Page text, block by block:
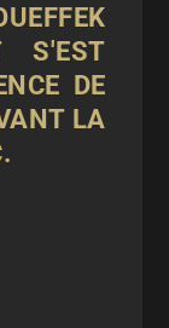
S'EST
DE
LA